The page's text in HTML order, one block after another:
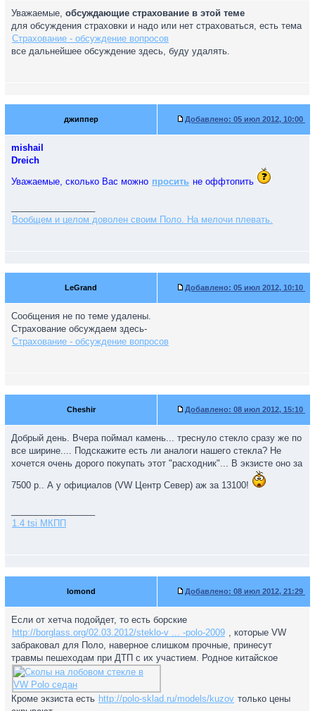
Уважаемые, обсуждающие страхование в этой теме
для обсуждения страховки и надо или нет страховаться, есть тема
Страхование - обсуждение вопросов
все дальнейшее обсуждение здесь, буду удалять.
джиппер Добавлено: 05 июл 2012, 10:00
mishail
Dreich
Уважаемые, сколько Вас можно просить не оффтопить
Вообщем и целом доволен своим Поло. На мелочи плевать.
LeGrand Добавлено: 05 июл 2012, 10:10
Сообщения не по теме удалены.
Страхование обсуждаем здесь-
Страхование - обсуждение вопросов
Cheshir Добавлено: 08 июл 2012, 15:10
Добрый день. Вчера поймал камень... треснуло стекло сразу же по
все ширине.... Подскажите есть ли аналоги нашего стекла? Не
хочется очень дорого покупать этот "расходник"... В экзисте оно за
7500 р.. А у официалов (VW Центр Север) аж за 13100!
1.4 tsi МКПП
lomond Добавлено: 08 июл 2012, 21:29
Если от хетча подойдет, то есть борские
http://borglass.org/02.03.2012/steklo-v ... -polo-2009 , которые VW
забраковал для Поло, наверное слишком прочные, принесут
травмы пешеходам при ДТП с их участием. Родное китайское
Кроме экзиста есть http://polo-sklad.ru/models/kuzov только цены